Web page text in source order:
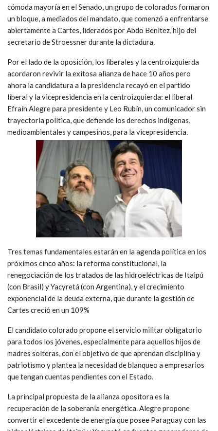
cómoda mayoría en el Senado, un grupo de colorados formaron
un bloque, a mediados del mandato, que comenzó a enfrentarse
abiertamente a Cartes, liderados por Abdo Benítez, hijo del
secretario de Stroessner durante la dictadura.
Por el lado de la oposición, los liberales y la centroizquierda
acordaron revivir la exitosa alianza de hace 10 años pero
ahora la candidatura a la presidencia recayó en el partido
liberal y la vicepresidencia en la centroizquierda: el liberal
Efraín Alegre para presidente y Leo Rubín, un comunicador sin
trayectoria política, que defiende los derechos indígenas,
medioambientales y campesinos, para la vicepresidencia.
Tres temas fundamentales estarán en la agenda política en los
próximos cinco años: la reforma constitucional, la
renegociación de los tratados de las hidroeléctricas de Itaipú
(con Brasil) y Yacyretá (con Argentina), y el crecimiento
exponencial de la deuda externa, que durante la gestión de
Cartes creció en un 109%
El candidato colorado propone el servicio militar obligatorio
para todos los jóvenes, especialmente para aquellos hijos de
madres solteras, con el objetivo de que aprendan disciplina y
patriotismo y plantea la necesidad de blanqueo a empresarios
que tengan cuentas pendientes con el Estado.
La principal propuesta de la alianza opositora es la
recuperación de la soberanía energética. Alegre propone
convertir el excedente de energía que posee Paraguay con las